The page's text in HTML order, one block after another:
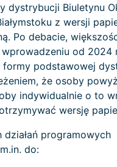
dystrybucji Biuletynu
z wersji
Po debacie,
wprowadzeniu od 2024
podstawowej
że osoby
indywidualnie o to
wersję
działań programowych
do: